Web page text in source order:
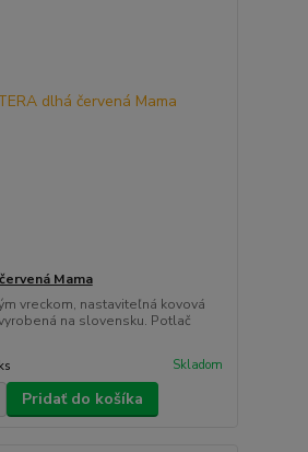
Mama
vreckom, nastaviteľná kovová
na slovensku. Potlač
Skladom
Pridať do košíka